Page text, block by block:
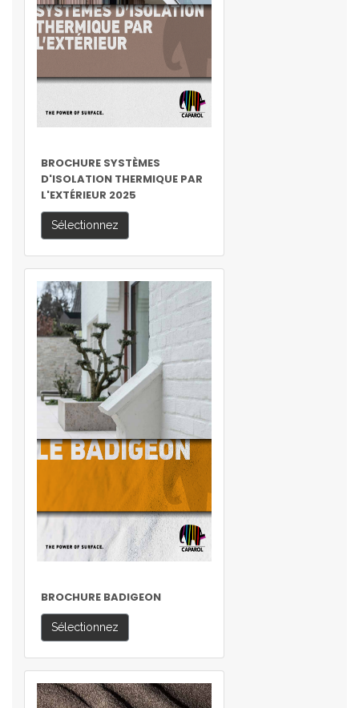
BROCHURE SYSTÈMES
D'ISOLATION THERMIQUE PAR
L'EXTÉRIEUR 2025
Sélectionnez
BROCHURE BADIGEON
Sélectionnez